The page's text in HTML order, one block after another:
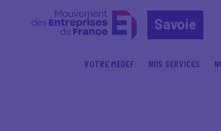
Savoie
VOTRE MEDEF NOS SERVICES